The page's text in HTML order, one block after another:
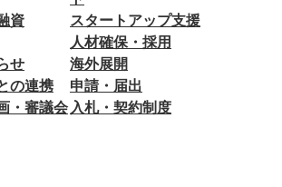
資
スタートアップ支援
人材確保・採用
せ
海外展開
の連携
申請・届出
・審議会 入札・契約制度